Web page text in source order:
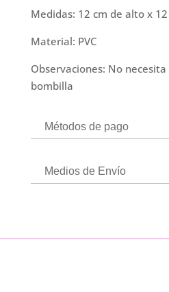
Medidas: 12 cm de alto x
Material: PVC
Observaciones: No
bombilla
Métodos de pago
Medios de Envío